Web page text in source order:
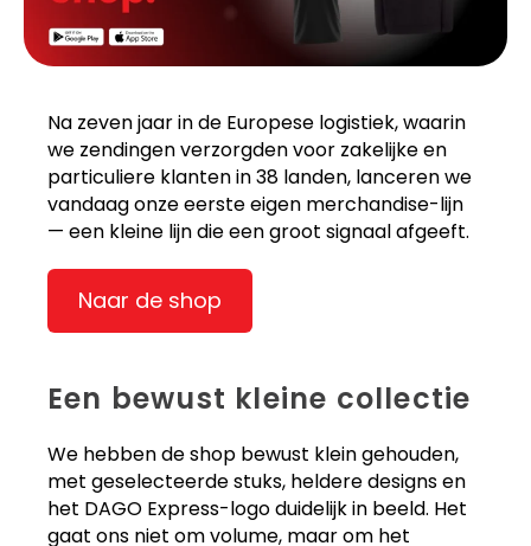
Na zeven jaar in de Europese logistiek, waarin
we zendingen verzorgden voor zakelijke en
particuliere klanten in 38 landen, lanceren we
vandaag onze eerste eigen merchandise-lijn
— een kleine lijn die een groot signaal afgeeft.
Naar de shop
Een bewust kleine collectie
We hebben de shop bewust klein gehouden,
met geselecteerde stuks, heldere designs en
het DAGO Express-logo duidelijk in beeld. Het
gaat ons niet om volume, maar om het